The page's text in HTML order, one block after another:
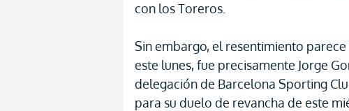
con los Toreros.
Sin embargo, el resentimiento
este lunes, fue precisamente Jorge
delegación de Barcelona Sporting
para su duelo de revancha de este